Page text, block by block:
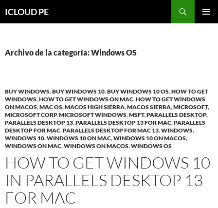
hacia
ICLOUD PE
Archivo de la categoría: Windows OS
BUY WINDOWS,BUY WINDOWS 10,BUY WINDOWS 10 OS,HOW TO GET
WINDOWS,HOW TO GET WINDOWS ON MAC,HOW TO GET WINDOWS
ON MACOS,MAC OS,MACOS HIGH SIERRA,MACOS SIERRA,MICROSOFT,
MICROSOFT CORP,MICROSOFT WINDOWS,MSFT,PARALLELS DESKTOP,
PARALLELS DESKTOP 13,PARALLELS DESKTOP 13 FOR MAC,PARALLELS
DESKTOP FOR MAC,PARALLELS DESKTOP FOR MAC 13,WINDOWS,
WINDOWS 10,WINDOWS 10 ON MAC,WINDOWS 10 ON MACOS,
WINDOWS ON MAC,WINDOWS ON MACOS,WINDOWS OS
HOW TO GET WINDOWS 10
IN PARALLELS DESKTOP 13
FOR MAC